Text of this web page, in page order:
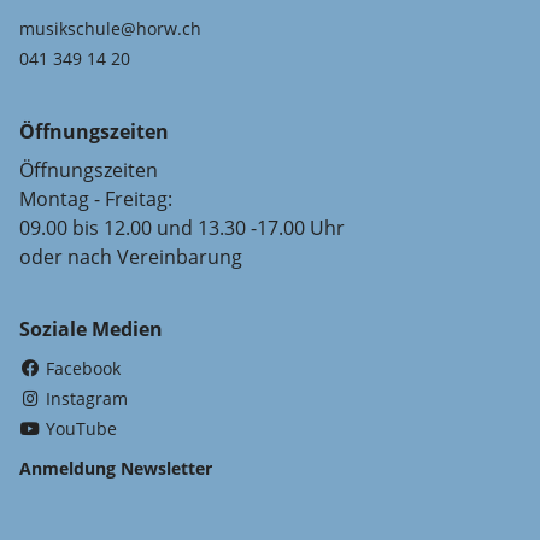
musikschule@horw.ch
041 349 14 20
Öffnungszeiten
Öffnungszeiten
Montag - Freitag:
09.00 bis 12.00 und 13.30 -17.00 Uhr
oder nach Vereinbarung
Soziale Medien
Facebook
Instagram
YouTube
Anmeldung Newsletter